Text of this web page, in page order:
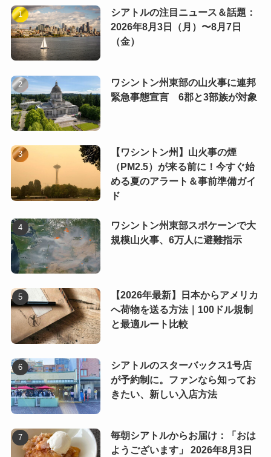
シアトルの注目ニュース＆話題：
2026年8月3日（月）〜8月7日
（金）
ワシントン州東部の山火事に連邦
緊急事態宣言 6郡と3部族が対象
【ワシントン州】山火事の煙
（PM2.5）が来る前に！今すぐ始
める夏のアラート＆事前準備ガイ
ド
ワシントン州東部スポケーンで大
規模山火事、6万人に避難指示
【2026年最新】日本からアメリカ
へ荷物を送る方法｜100ドル規制
と最適ルート比較
シアトルのスターバックス1号店
が予約制に。ファンなら知ってお
きたい、新しい入店方法
毎朝シアトルからお届け：「おは
ようございます」 2026年8月3日